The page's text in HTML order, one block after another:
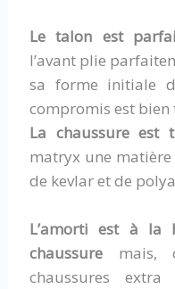
Le talon est
l’avant plie
sa forme initiale
compromis est bien
La chaussure est
matryx une
de kevlar et de
L’amorti est à la
chaussure mais,
chaussures